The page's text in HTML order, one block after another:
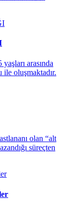
arasında
oluşmaktadır.
olan “alt
süreçten